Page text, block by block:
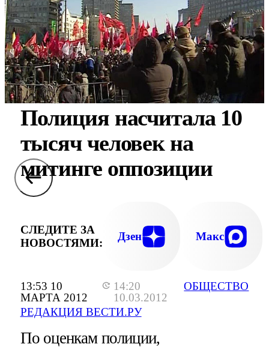
13:53 10
МАРТА 2012
14:20
10.03.2012
РЕДАКЦИЯ ВЕСТИ.РУ
ОБЩЕСТВО
Полиция насчитала 10
тысяч человек на
митинге оппозиции
СЛЕДИТЕ ЗА
НОВОСТЯМИ:
Дзен Макс
По оценкам полиции,